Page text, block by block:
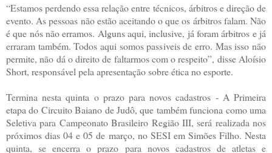
“Estamos perdendo essa relação entre técnicos, árbitros e direção de
evento. As pessoas não estão aceitando o que os árbitros falam. Não
é que nós não erramos. Alguns aqui, inclusive, já foram árbitros e já
erraram também. Todos aqui somos passiveis de erro. Mas isso não
permite, não dá o direito de faltarmos com o respeito”, disse Aloísio
Short, responsável pela apresentação sobre ética no esporte.
Termina nesta quinta o prazo para novos cadastros - A Primeira
etapa do Circuito Baiano de Judô, que também funciona como uma
Seletiva para Campeonato Brasileiro Região III, será realizada nos
próximos dias 04 e 05 de março, no SESI em Simões Filho. Nesta
quinta, se encerra o prazo para novos cadastros de atletas e